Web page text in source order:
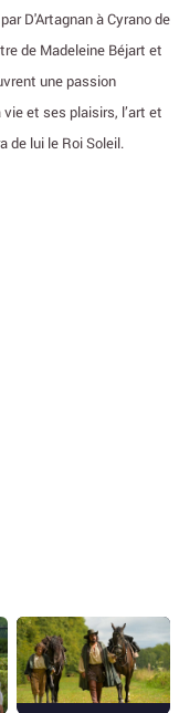
D'Artagnan à Cyrano de
de Madeleine Béjart et
une passion
et ses plaisirs, l’art et
de lui le Roi Soleil.